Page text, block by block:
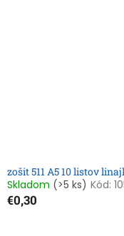
zošit 511 A5 10 listov
Skladom (>5 ks) Kód:
€0,30